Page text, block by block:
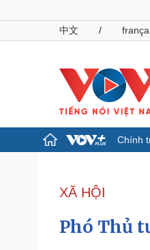
中文
/
Chính
Đảng
Tổ chức nhân sự
Nhận diện sự thật
XÃ HỘI
Phó Thủ